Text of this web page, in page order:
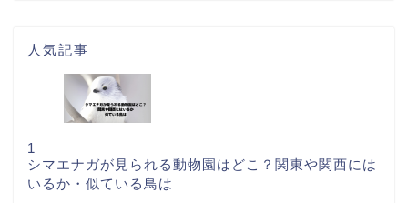
人気記事
1
シマエナガが見られる動物園はどこ？関東や関西には
いるか・似ている鳥は